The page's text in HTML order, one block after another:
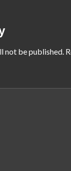
not be published.